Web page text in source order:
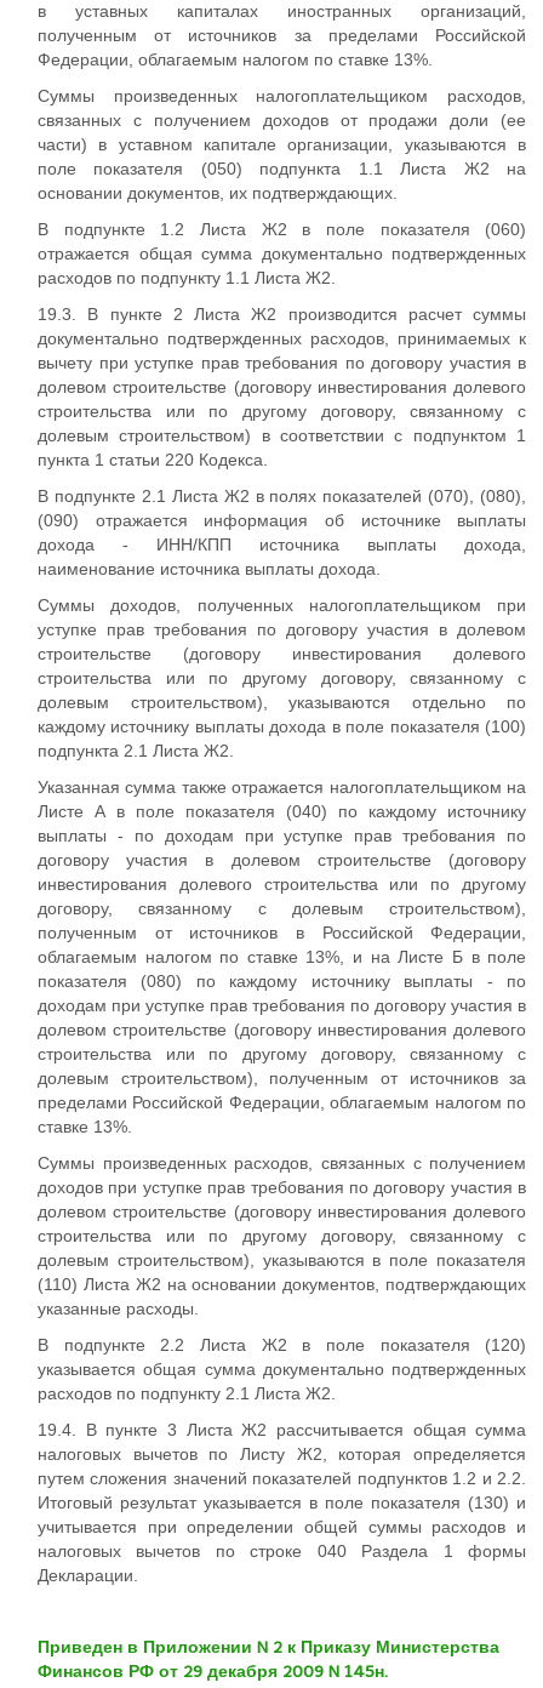
в уставных капиталах иностранных организаций,
полученным от источников за пределами Российской
Федерации, облагаемым налогом по ставке 13%.
Суммы произведенных налогоплательщиком расходов,
связанных с получением доходов от продажи доли (ее
части) в уставном капитале организации, указываются в
поле показателя (050) подпункта 1.1 Листа Ж2 на
основании документов, их подтверждающих.
В подпункте 1.2 Листа Ж2 в поле показателя (060)
отражается общая сумма документально подтвержденных
расходов по подпункту 1.1 Листа Ж2.
19.3. В пункте 2 Листа Ж2 производится расчет суммы
документально подтвержденных расходов, принимаемых к
вычету при уступке прав требования по договору участия в
долевом строительстве (договору инвестирования долевого
строительства или по другому договору, связанному с
долевым строительством) в соответствии с подпунктом 1
пункта 1 статьи 220 Кодекса.
В подпункте 2.1 Листа Ж2 в полях показателей (070), (080),
(090) отражается информация об источнике выплаты
дохода - ИНН/КПП источника выплаты дохода,
наименование источника выплаты дохода.
Суммы доходов, полученных налогоплательщиком при
уступке прав требования по договору участия в долевом
строительстве (договору инвестирования долевого
строительства или по другому договору, связанному с
долевым строительством), указываются отдельно по
каждому источнику выплаты дохода в поле показателя (100)
подпункта 2.1 Листа Ж2.
Указанная сумма также отражается налогоплательщиком на
Листе А в поле показателя (040) по каждому источнику
выплаты - по доходам при уступке прав требования по
договору участия в долевом строительстве (договору
инвестирования долевого строительства или по другому
договору, связанному с долевым строительством),
полученным от источников в Российской Федерации,
облагаемым налогом по ставке 13%, и на Листе Б в поле
показателя (080) по каждому источнику выплаты - по
доходам при уступке прав требования по договору участия в
долевом строительстве (договору инвестирования долевого
строительства или по другому договору, связанному с
долевым строительством), полученным от источников за
пределами Российской Федерации, облагаемым налогом по
ставке 13%.
Суммы произведенных расходов, связанных с получением
доходов при уступке прав требования по договору участия в
долевом строительстве (договору инвестирования долевого
строительства или по другому договору, связанному с
долевым строительством), указываются в поле показателя
(110) Листа Ж2 на основании документов, подтверждающих
указанные расходы.
В подпункте 2.2 Листа Ж2 в поле показателя (120)
указывается общая сумма документально подтвержденных
расходов по подпункту 2.1 Листа Ж2.
19.4. В пункте 3 Листа Ж2 рассчитывается общая сумма
налоговых вычетов по Листу Ж2, которая определяется
путем сложения значений показателей подпунктов 1.2 и 2.2.
Итоговый результат указывается в поле показателя (130) и
учитывается при определении общей суммы расходов и
налоговых вычетов по строке 040 Раздела 1 формы
Декларации.
Приведен в Приложении N 2 к Приказу Министерства
Финансов РФ от 29 декабря 2009 N 145н.